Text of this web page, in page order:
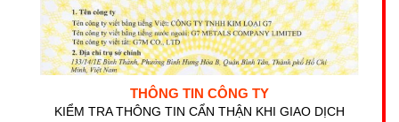
THÔNG TIN CÔNG TY
KIỂM TRA THÔNG TIN CẨN THẬN KHI GIAO DỊCH